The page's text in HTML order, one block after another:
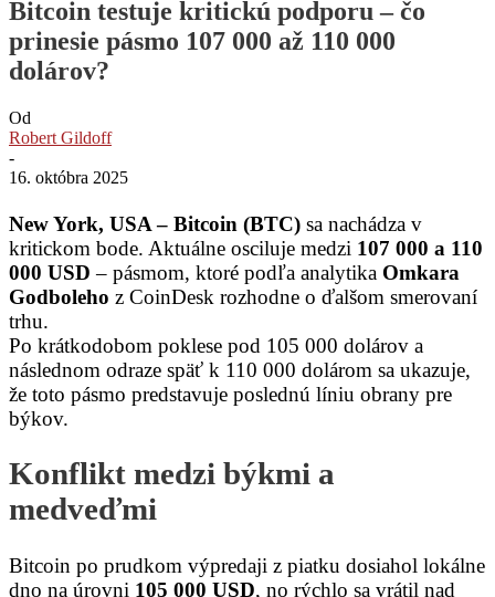
Bitcoin testuje kritickú podporu – čo
prinesie pásmo 107 000 až 110 000
dolárov?
Od
Robert Gildoff
-
16. októbra 2025
New York, USA – Bitcoin (BTC) sa nachádza v
kritickom bode. Aktuálne osciluje medzi 107 000 a 110
000 USD – pásmom, ktoré podľa analytika Omkara
Godboleho z CoinDesk rozhodne o ďalšom smerovaní
trhu.
Po krátkodobom poklese pod 105 000 dolárov a
následnom odraze späť k 110 000 dolárom sa ukazuje,
že toto pásmo predstavuje poslednú líniu obrany pre
býkov.
Konflikt medzi býkmi a
medveďmi
Bitcoin po prudkom výpredaji z piatku dosiahol lokálne
dno na úrovni 105 000 USD, no rýchlo sa vrátil nad